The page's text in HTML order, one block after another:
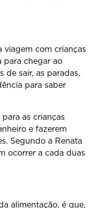
com crianças
para chegar ao
de sair, as paradas,
para saber
as crianças
e fazerem
Segundo a Renata
ocorrer a cada duas
alimentação, é que,